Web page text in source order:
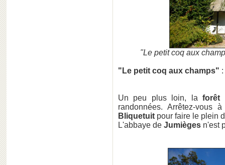
"Le petit coq aux
"Le petit coq aux champs"
Un peu plus loin, laforêt
randonnées. Arrêtez-vous
Bliquetuit pour faire le plein
L'abbaye de Jumièges n'est